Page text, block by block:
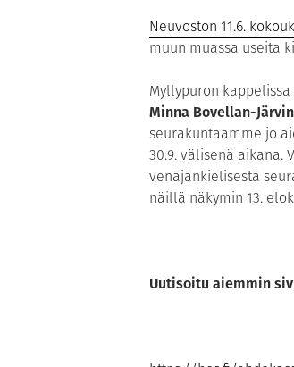
Neuvoston 11.6.
muun muassa useita
Myllypuron
Minna Bovellan-
seurakuntaamme jo
30.9. välisenä
venäjänkielisestä
näillä näkymin 13.
Uutisoitu aiemmin